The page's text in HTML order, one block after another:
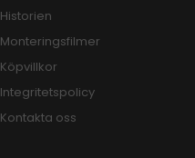
Historien
Monteringsfilmer
Köpvillkor
Integritetspolicy
Kontakta oss